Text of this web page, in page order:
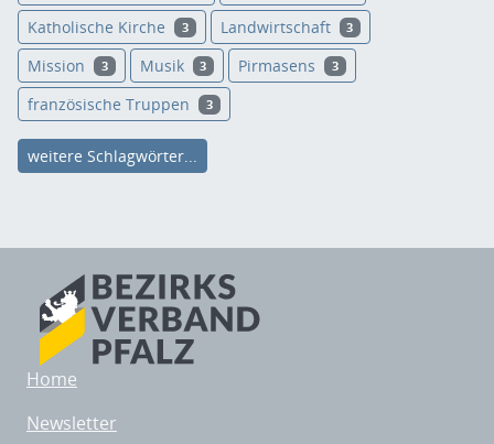
Katholische Kirche 3 Landwirtschaft 3
Mission 3 Musik 3 Pirmasens 3
französische Truppen 3
weitere Schlagwörter...
Home
Newsletter